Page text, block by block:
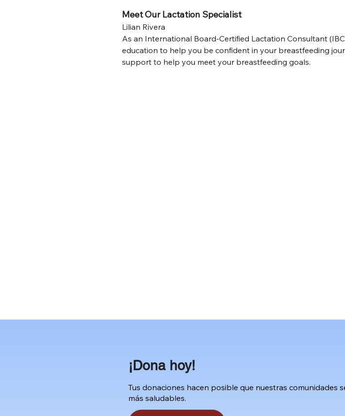
Meet Our Lactation Specialist
Lilian Rivera
As an International Board-Certified Lactation Consultant
education to help you be confident in your breastfeeding
support to help you meet your breastfeeding goals.
​¡Dona hoy!
​Tus donaciones hacen posible que nuestras comunidades
más saludables.